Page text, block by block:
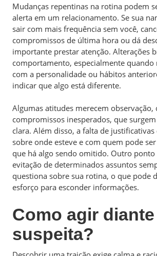
Mudanças repentinas na rotina podem
alerta em um relacionamento. Se sua
sair com mais frequência sem você,
compromissos de última hora ou dá
importante prestar atenção. Alterações
comportamento, especialmente quando
com a personalidade ou hábitos
indicar que algo está diferente.
Algumas atitudes merecem observação,
compromissos inesperados, que
clara. Além disso, a falta de
sobre onde esteve e com quem pode
que há algo sendo omitido. Outro
evitação de determinados assuntos
questiona sobre sua rotina, o que pode
esforço para esconder informações.
Como agir
suspeita?